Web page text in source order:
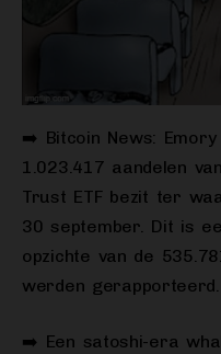
➡️ Bitcoin News:
1.023.417 aandelen
Trust ETF bezit ter
30 september. Dit is
opzichte van de
werden gerapporteerd.
➡️ Een satoshi-era